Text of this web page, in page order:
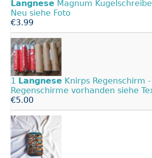
Langnese Magnum
Neu siehe Foto
€3.99
1 Langnese Knirps Regenschirm
Regenschirme vorhanden siehe
€5.00